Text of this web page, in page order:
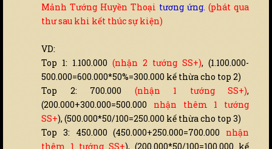
Mảnh Tướng Huyền Thoại tương ứng. (phát qua
thư sau khi kết thúc sự kiện)
VD:
Top 1: 1.100.000 (nhận 2 tướng SS+), (1.100.000-
500.000=600.000*50%=300.000 kế thừa cho top 2)
Top 2: 700.000 (nhận 1 tướng SS+),
(200.000+300.000=500.000 nhận thêm 1 tướng
SS+), (500.000*50/100=250.000 kế thừa cho top 3)
Top 3: 450.000 (450.000+250.000=700.000 nhận
thêm 1 tướng SS+), (200.000*50/100=100.000 kế